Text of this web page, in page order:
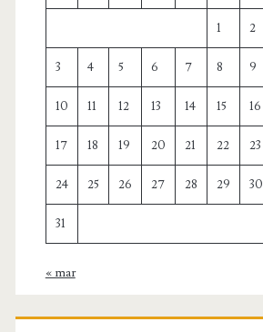
1 2
3 4 5 6 7 8 9
10 11 12 13 14 15 16
17 18 19 20 21 22 23
24 25 26 27 28 29 30
31
« mar